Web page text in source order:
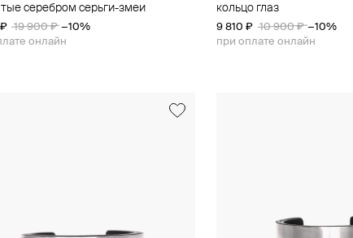
серебром серьги-змеи
₽ 19 900 ₽ −10%
онлайн
кольцо глаз
9 810 ₽ 10 900 ₽ −10%
при оплате онлайн